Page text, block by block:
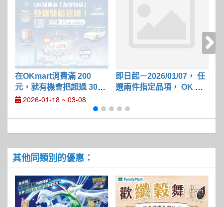
在OKmart消費滿 200
元，就有機會把超過 3000
萬的總獎額帶回家
2026-01-18 ~ 03-08
即日起－2026/01/07， 任
選兩件指定品項， OK Poi
其他同類別的優惠：